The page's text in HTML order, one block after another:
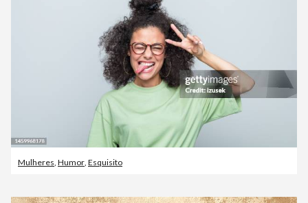
Mulheres, Humor, Esquisito